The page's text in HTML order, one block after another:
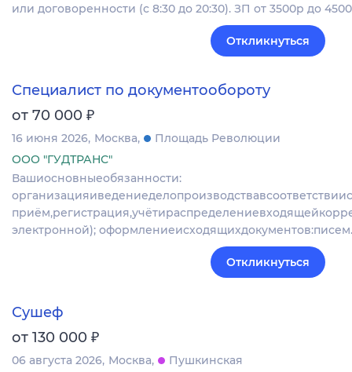
или договоренности (с 8:30 до 20:30). ЗП от 3500р до
Откликнуться
Специалист по документообороту
от 70 000 ₽
16 июня 2026 Москва
Площадь Революции
ООО "ГУДТРАНС"
Вашиосновныеобязанности:
электронной);
Откликнуться
Сушеф
от 130 000 ₽
06 августа 2026 Москва Пушкинская